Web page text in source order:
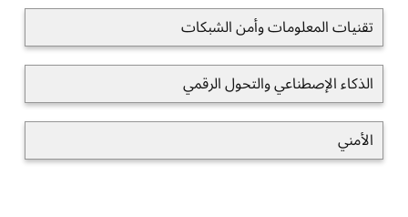
تقنيات المعلومات وأمن الشبكات
الذكاء الإصطناعي والتحول الرقمي
الأمني